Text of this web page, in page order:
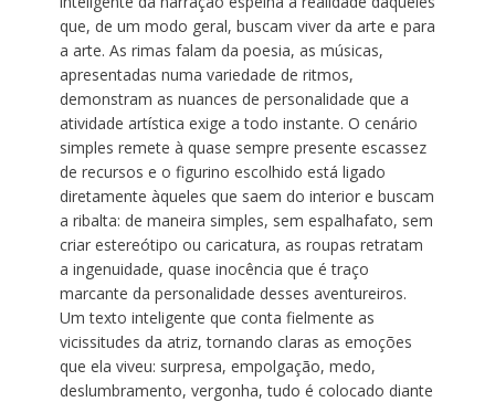
que, de um modo geral, buscam viver da arte e para
a arte. As rimas falam da poesia, as músicas,
apresentadas numa variedade de ritmos,
demonstram as nuances de personalidade que a
atividade artística exige a todo instante. O cenário
simples remete à quase sempre presente escassez
de recursos e o figurino escolhido está ligado
diretamente àqueles que saem do interior e buscam
a ribalta: de maneira simples, sem espalhafato, sem
criar estereótipo ou caricatura, as roupas retratam
a ingenuidade, quase inocência que é traço
marcante da personalidade desses aventureiros.
Um texto inteligente que conta fielmente as
vicissitudes da atriz, tornando claras as emoções
que ela viveu: surpresa, empolgação, medo,
deslumbramento, vergonha, tudo é colocado diante